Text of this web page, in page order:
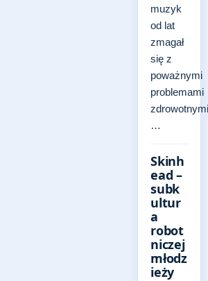
muzyk
od lat
zmagał
się z
poważnymi
problemami
…
Skinh
ead –
subk
ultur
a
robot
niczej
młodz
ieży